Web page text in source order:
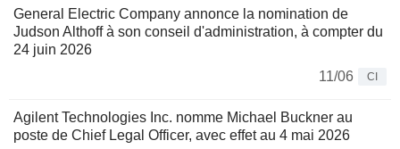
General Electric Company annonce la nomination de
Judson Althoff à son conseil d'administration, à compter du
24 juin 2026
11/06
CI
Agilent Technologies Inc. nomme Michael Buckner au
poste de Chief Legal Officer, avec effet au 4 mai 2026